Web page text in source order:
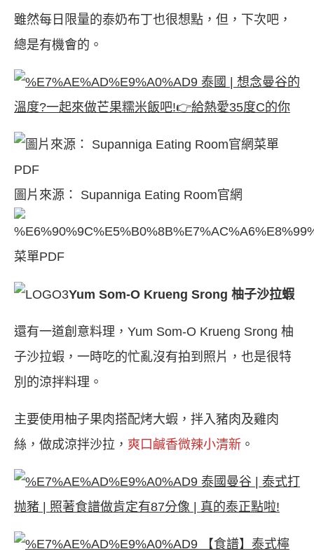
雖然每日限量的泰奶布丁也很想點，但，下次吧，
總是有機會的。
泰國 | 想念曼谷的
溫度?一起來做芒果糯米飯吧!👉給熱愛35度C的你
圖片來源： Supanniga Eating Room官網
菜單PDF
Yum Som-O Krueng Srong 柚子沙拉蝦
還有一道創意料理，Yum Som-O Krueng Srong 柚
子沙拉蝦，一時吃的忙亂沒有拍到照片，也是很特
別的涼拌料理。
主要使用柚子果肉搭配烤大蝦，拌入豬肉及雞肉
絲，做成涼拌沙拉， 爽口鹹香微辣小清新 。
泰國曼谷 | 泰式打
抛豬 | 照著食譜做肯定有87分像 | 真的泰正點啦!
【食譜】泰式檸